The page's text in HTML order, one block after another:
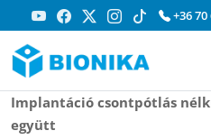
+36 70
Implantáció csontpótlás
együtt